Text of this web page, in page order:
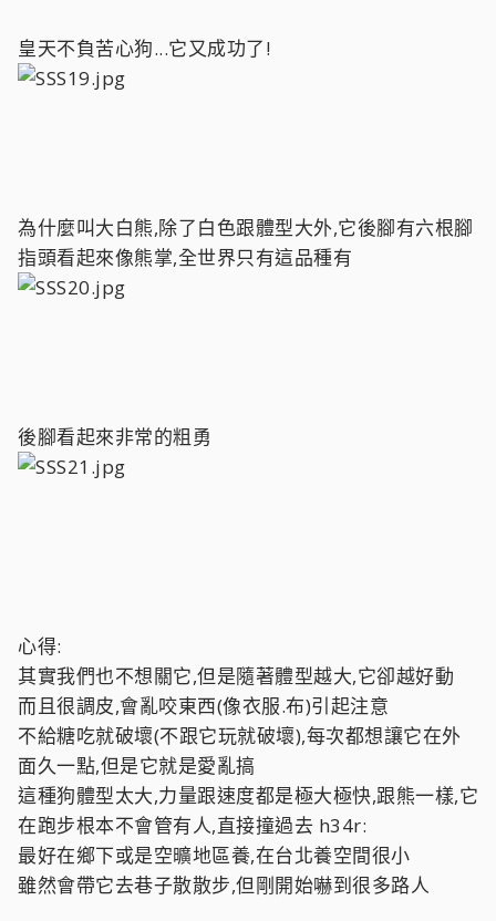
皇天不負苦心狗...它又成功了!
為什麼叫大白熊,除了白色跟體型大外,它後腳有六根腳
指頭看起來像熊掌,全世界只有這品種有
後腳看起來非常的粗勇
心得:
其實我們也不想關它,但是隨著體型越大,它卻越好動
而且很調皮,會亂咬東西(像衣服.布)引起注意
不給糖吃就破壞(不跟它玩就破壞),每次都想讓它在外
面久一點,但是它就是愛亂搞
這種狗體型太大,力量跟速度都是極大極快,跟熊一樣,它
在跑步根本不會管有人,直接撞過去 h34r:
最好在鄉下或是空曠地區養,在台北養空間很小
雖然會帶它去巷子散散步,但剛開始嚇到很多路人